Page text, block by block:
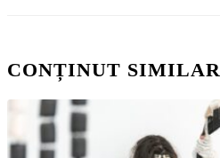
CONȚINUT SIMILAR